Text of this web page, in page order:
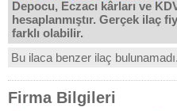
Depocu, Eczacı kârları ve
hesaplanmıştır. Gerçek ilaç
farklı olabilir.
Bu ilaca benzer ilaç bulunamadı.
Firma Bilgileri